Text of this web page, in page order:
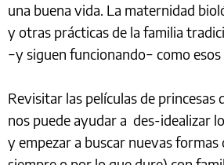
una buena vida. La maternidad
y otras prácticas de la familia
−y siguen funcionando− como
Revisitar las películas de princesas
nos puede ayudar a des-idealizar
y empezar a buscar nuevas